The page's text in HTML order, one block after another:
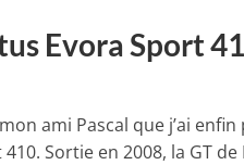
Evora Sport
ami Pascal que j’ai
Sortie en 2008, la GT